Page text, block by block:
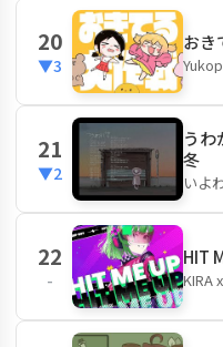
20
▼3
おき
21
▼2
うわ
冬
いよ
22
-
HIT
KIRA